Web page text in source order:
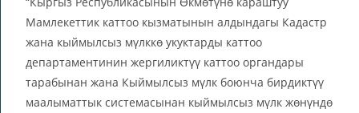
Мамлекеттик каттоо кызматынын алдындагы Кадастр
жана кыймылсыз мүлккө укуктарды каттоо
департаментинин жергиликтүү каттоо органдары
тарабынан жана Кыймылсыз мүлк боюнча бирдиктүү
маалыматтык системасынан кыймылсыз мүлк жөнүндө